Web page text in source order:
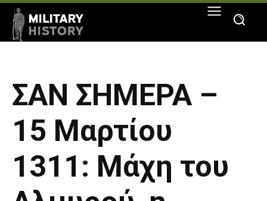
ΣΑΝ ΣΗΜΕΡΑ –
15 Μαρτίου
1311: Μάχη του